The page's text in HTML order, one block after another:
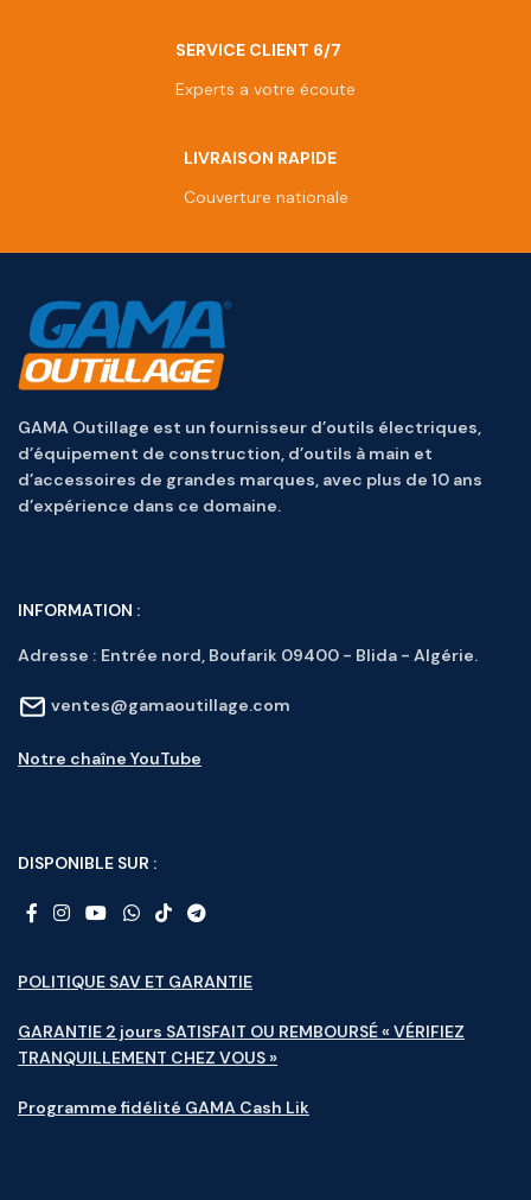
SERVICE CLIENT 6/7
Experts a votre écoute
LIVRAISON RAPIDE
Couverture nationale
GAMA Outillage est un fournisseur d’outils électriques,
d’équipement de construction, d’outils à main et
d’accessoires de grandes marques, avec plus de 10 ans
d’expérience dans ce domaine.
INFORMATION :
Adresse : Entrée nord, Boufarik 09400 - Blida - Algérie.
ventes@gamaoutillage.com
Notre chaîne YouTube
DISPONIBLE SUR :
POLITIQUE SAV ET GARANTIE
GARANTIE 2 jours SATISFAIT OU REMBOURSÉ « VÉRIFIEZ
TRANQUILLEMENT CHEZ VOUS »
Programme fidélité GAMA Cash Lik